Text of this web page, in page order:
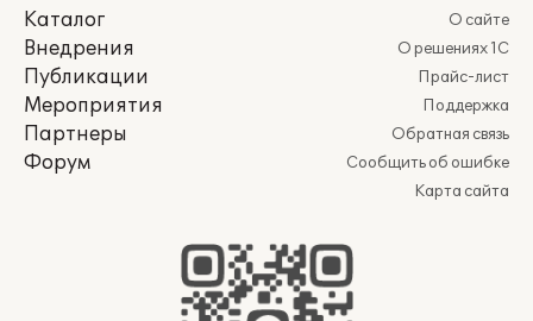
Каталог
Внедрения
Публикации
Мероприятия
Партнеры
Форум
О сайте
О решениях 1С
Прайс-лист
Поддержка
Обратная связь
Сообщить об ошибке
Карта сайта